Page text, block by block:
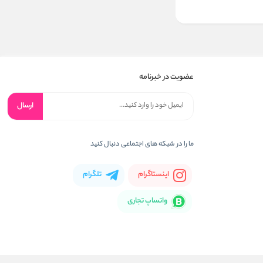
عضویت در خبرنامه
ارسال
ما را در شبکه های اجتماعی دنبال کنید
اینستاگرام تلگرام
واتساپ تجاری